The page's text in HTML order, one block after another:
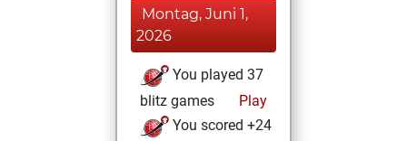
Montag, Juni 1,
2026
You played 37
blitz games
Play
You scored +24